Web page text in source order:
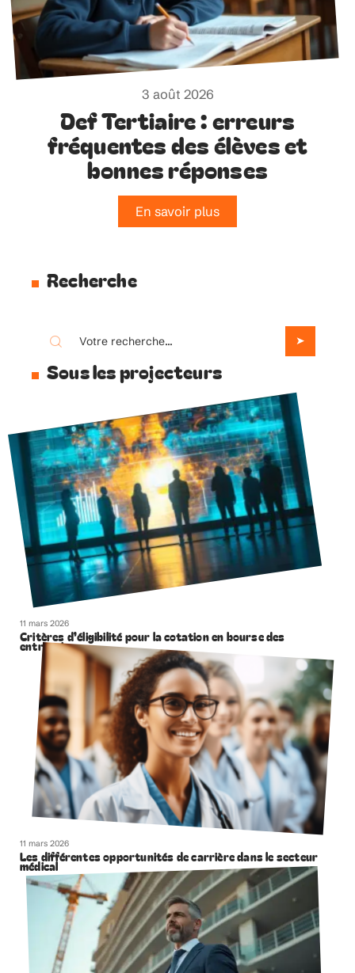
3 août 2026
Def Tertiaire : erreurs
fréquentes des élèves et
bonnes réponses
En savoir plus
Recherche
Sous les projecteurs
11 mars 2026
Critères d’éligibilité pour la cotation en bourse des
entreprises
11 mars 2026
Les différentes opportunités de carrière dans le secteur
médical